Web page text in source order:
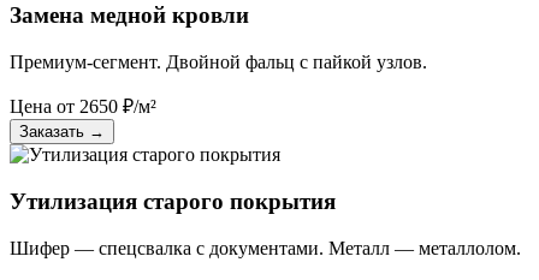
Замена медной кровли
Премиум-сегмент. Двойной фальц с пайкой узлов.
Цена от 2650 ₽/м²
Заказать →
Утилизация старого покрытия
Шифер — спецсвалка с документами. Металл — металлолом.